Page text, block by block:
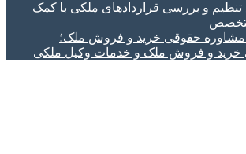
تنظیم و بررسی قراردادهای ملکی با کمک
حقوقی خرید و فروش ملک؛
خرید و فروش ملک و خدمات وکیل ملکی